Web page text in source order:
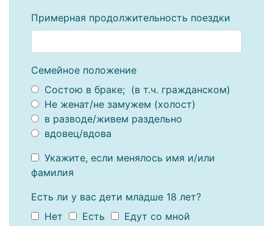
Примерная продолжительность поездки
Семейное положение
Состою в браке; (в т.ч. гражданском)
Не женат/не замужем (холост)
в разводе/живем раздельно
вдовец/вдова
Укажите, если менялось имя и/или
фамилия
Есть ли у вас дети младше 18 лет?
Нет
Есть
Едут со мной